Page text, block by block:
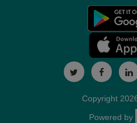
Copyright
Powered by